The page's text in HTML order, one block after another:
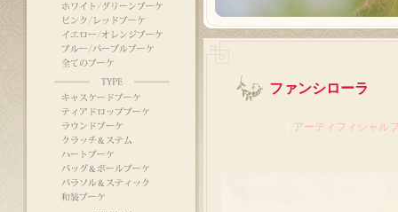
ファンシローラ
アーティフィシャル